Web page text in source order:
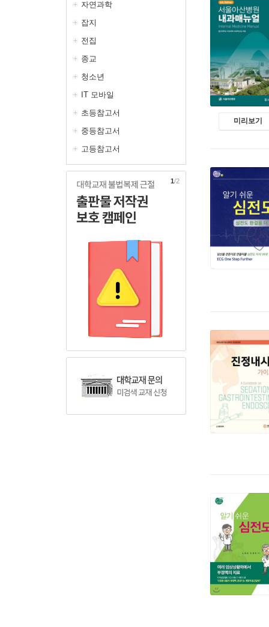
자연과학
잡지
전집
종교
청소년
IT 모바일
초등참고서
중등참고서
고등참고서
1/2
미리보기